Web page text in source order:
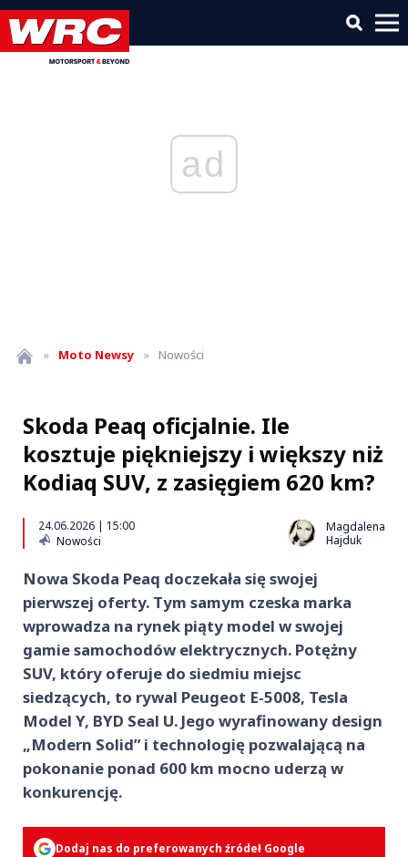
ad
» Moto Newsy » Nowości
Skoda Peaq oficjalnie. Ile
kosztuje piękniejszy i większy niż
Kodiaq SUV, z zasięgiem 620 km?
24.06.2026 | 15:00
Nowości
Magdalena
Hajduk
Nowa Skoda Peaq doczekała się swojej
pierwszej oferty. Tym samym czeska marka
wprowadza na rynek piąty model w swojej
gamie samochodów elektrycznych. Potężny
SUV, który oferuje do siedmiu miejsc
siedzących, to rywal Peugeot E-5008, Tesla
Model Y, BYD Seal U. Jego wyrafinowany design
„Modern Solid” i technologię pozwalającą na
pokonanie ponad 600 km mocno uderzą w
konkurencję.
Dodaj nas do preferowanych źródeł Google